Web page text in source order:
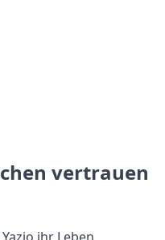
vertrauen